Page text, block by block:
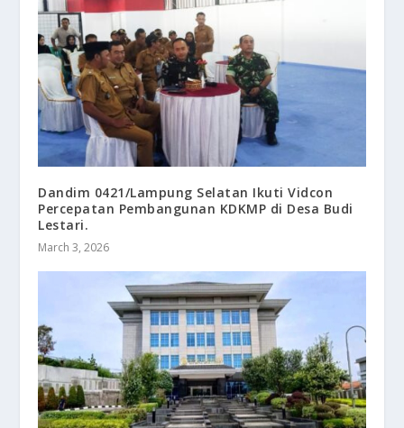
Dandim 0421/Lampung Selatan Ikuti Vidcon
Percepatan Pembangunan KDKMP di Desa Budi
Lestari.
March 3, 2026